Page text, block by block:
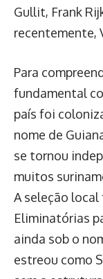
Gullit, Frank
recentemente,
Para
fundamental
país foi
nome de
se tornou
muitos
A seleção
Eliminatórias
ainda sob o
estreou como